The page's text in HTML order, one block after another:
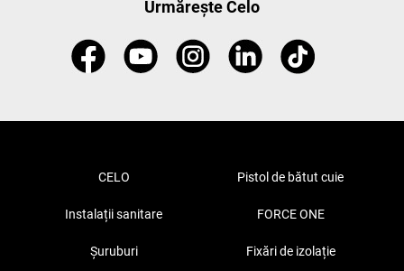
Urmărește Celo
CELO Pistol de bătut cuie
Instalații sanitare FORCE ONE
Șuruburi Fixări de izolație